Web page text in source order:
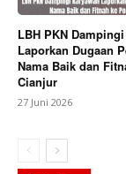
LBH PKN
Laporkan Dugaan
Nama Baik dan
Cianjur
27 Juni 2026